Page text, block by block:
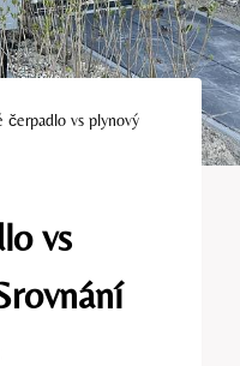
čerpadlo vs plynový
vs